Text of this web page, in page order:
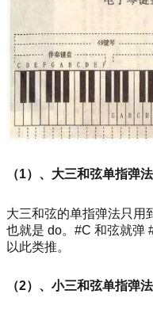
（1）、大三和弦单指弹法
大三和弦的单指弹法只用
也就是 do。#C 和弦就弹
以此类推。
（2）、小三和弦单指弹法